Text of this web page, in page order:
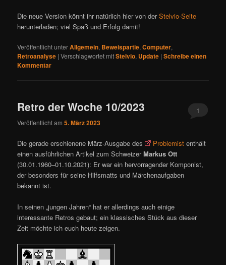
Die neue Version könnt ihr natürlich hier von derStelvio-Seite
herunterladen; viel Spaß und Erfolg damit!
Veröffentlicht unterAllgemein, Beweispartie,Computer,
Retroanalyse |Verschlagwortet mitStelvio, Update |Schreibe einen
Kommentar
Retro der Woche 10/2023
Veröffentlicht am5. März 2023
1
Die gerade erschienene März-Ausgabe des Problemist enthält
einen ausführlichen Artikel zum SchweizerMarkus Ott
(30.01.1960–01.10.2021): Er war ein hervorragender Komponist,
der besonders für seine Hilfsmatts und Märchenaufgaben
bekannt ist.
In seinen „jungen Jahren“ hat er allerdings auch einige
interessante Retros gebaut; ein klassisches Stück aus dieser
Zeit möchte ich euch heute zeigen.